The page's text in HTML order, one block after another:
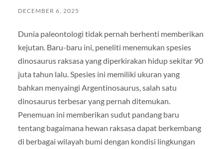
DECEMBER 6, 2025
Dunia paleontologi tidak pernah berhenti memberikan
kejutan. Baru-baru ini, peneliti menemukan spesies
dinosaurus raksasa yang diperkirakan hidup sekitar 90
juta tahun lalu. Spesies ini memiliki ukuran yang
bahkan menyaingi Argentinosaurus, salah satu
dinosaurus terbesar yang pernah ditemukan.
Penemuan ini memberikan sudut pandang baru
tentang bagaimana hewan raksasa dapat berkembang
di berbagai wilayah bumi dengan kondisi lingkungan